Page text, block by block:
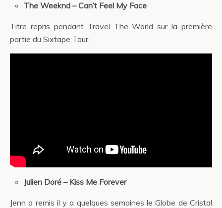
The Weeknd – Can’t Feel My Face
Titre repris pendant Travel The World sur la première
partie du Sixtape Tour.
Julien Doré – Kiss Me Forever
Jenn a remis il y a quelques semaines le Globe de Cristal